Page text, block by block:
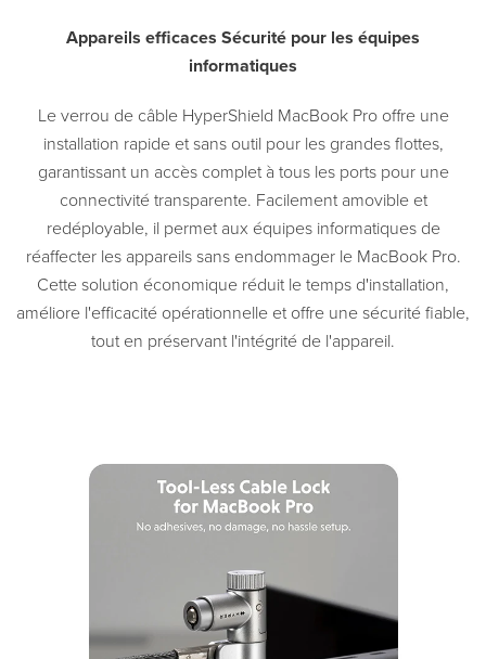
Appareils efficaces Sécurité pour les équipes
informatiques
Le verrou de câble HyperShield MacBook Pro offre une
installation rapide et sans outil pour les grandes flottes,
garantissant un accès complet à tous les ports pour une
connectivité transparente. Facilement amovible et
redéployable, il permet aux équipes informatiques de
réaffecter les appareils sans endommager le MacBook Pro.
Cette solution économique réduit le temps d'installation,
améliore l'efficacité opérationnelle et offre une sécurité fiable,
tout en préservant l'intégrité de l'appareil.